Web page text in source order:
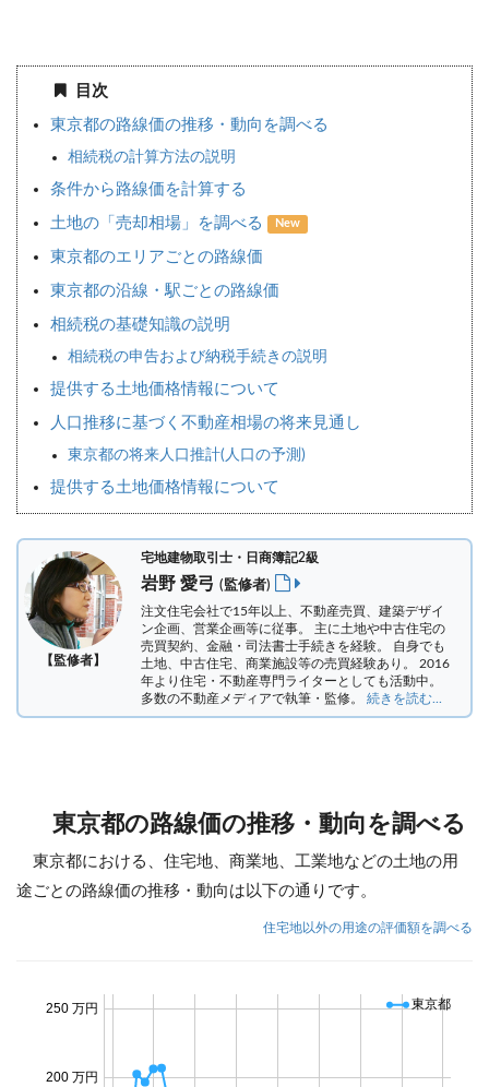
目次
東京都の路線価の推移・動向を調べる
相続税の計算方法の説明
条件から路線価を計算する
土地の「売却相場」を調べる New
東京都のエリアごとの路線価
東京都の沿線・駅ごとの路線価
相続税の基礎知識の説明
相続税の申告および納税手続きの説明
提供する土地価格情報について
人口推移に基づく不動産相場の将来見通し
東京都の将来人口推計(人口の予測)
提供する土地価格情報について
【監修者】
宅地建物取引士・日商簿記2級
岩野 愛弓 (監修者)
注文住宅会社で15年以上、不動産売買、建築デザイ
ン企画、営業企画等に従事。 主に土地や中古住宅の
売買契約、金融・司法書士手続きを経験。 自身でも
土地、中古住宅、商業施設等の売買経験あり。 2016
年より住宅・不動産専門ライターとしても活動中。
多数の不動産メディアで執筆・監修。 続きを読む...
東京都の路線価の推移・動向を調べる
東京都における、住宅地、商業地、工業地などの土地の用
途ごとの路線価の推移・動向は以下の通りです。
住宅地以外の用途の評価額を調べる
200 万円
250 万円 東京都